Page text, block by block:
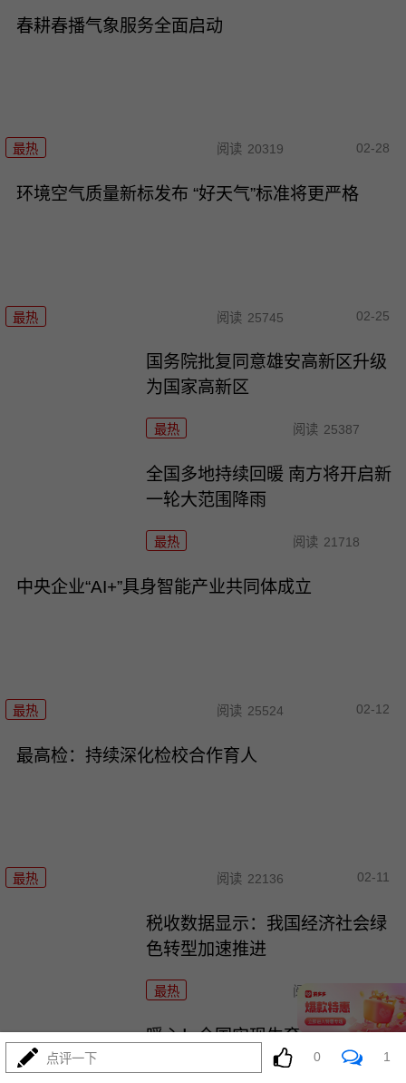
春耕春播气象服务全面启动
最热 阅读 20319 02-28
环境空气质量新标发布 “好天气”标准将更严格
最热 阅读 25745 02-25
国务院批复同意雄安高新区升级
为国家高新区
最热 阅读 25387
全国多地持续回暖 南方将开启新
一轮大范围降雨
最热 阅读 21718
中央企业“AI+”具身智能产业共同体成立
最热 阅读 25524 02-12
最高检：持续深化检校合作育人
最热 阅读 22136 02-11
税收数据显示：我国经济社会绿
色转型加速推进
最热 阅读 24551
暖心！全国实现生育津贴直达个
点评一下 0 1